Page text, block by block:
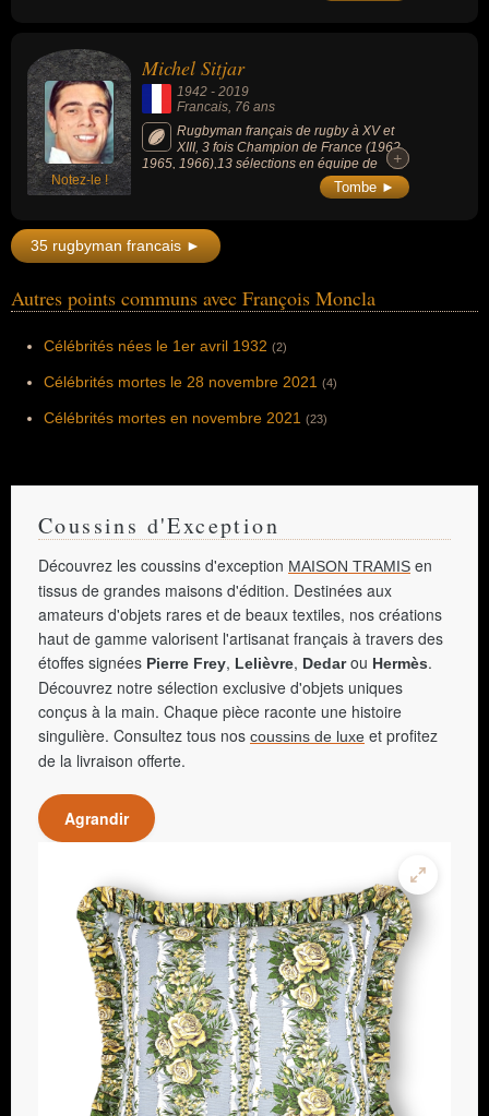
Notez-le !
Michel Sitjar
1942 - 2019
Francais , 76 ans
Rugbyman français de rugby à XV et
XIII, 3 fois Champion de France (1962,
1965, 1966),13 sélections en équipe de
France A de 1964 à 1967, il a participé au
Tournoi des Cinq Nations (1967), à la
Challenge Yves du Manoir (1963).
+
+
Tombe ►
35 rugbyman francais ►
Autres points communs avec François Moncla
Célébrités nées le 1er avril 1932 (2)
Célébrités mortes le 28 novembre 2021 (4)
Célébrités mortes en novembre 2021 (23)
Coussins d'Exception
Découvrez les coussins d'exception MAISON TRAMIS en
tissus de grandes maisons d'édition. Destinées aux
amateurs d'objets rares et de beaux textiles, nos créations
haut de gamme valorisent l'artisanat français à travers des
étoffes signées Pierre Frey, Lelièvre, Dedarou Hermès.
Découvrez notre sélection exclusive d'objets uniques
conçus à la main. Chaque pièce raconte une histoire
singulière. Consultez tous nos coussins de luxe et profitez
de la livraison offerte.
Agrandir